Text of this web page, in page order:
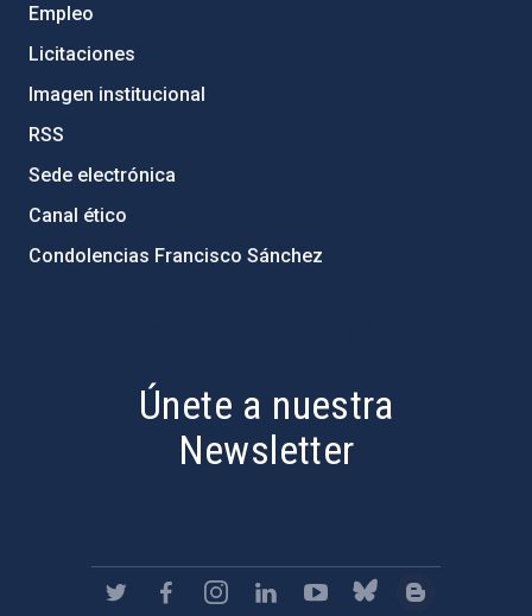
Empleo
Licitaciones
Imagen institucional
RSS
Sede electrónica
Canal ético
Condolencias Francisco Sánchez
Únete a nuestra
Newsletter